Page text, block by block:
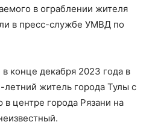
в ограблении жителя
в пресс-службе УМВД по
конце декабря 2023 года в
житель города Тулы с
центре города Рязани на